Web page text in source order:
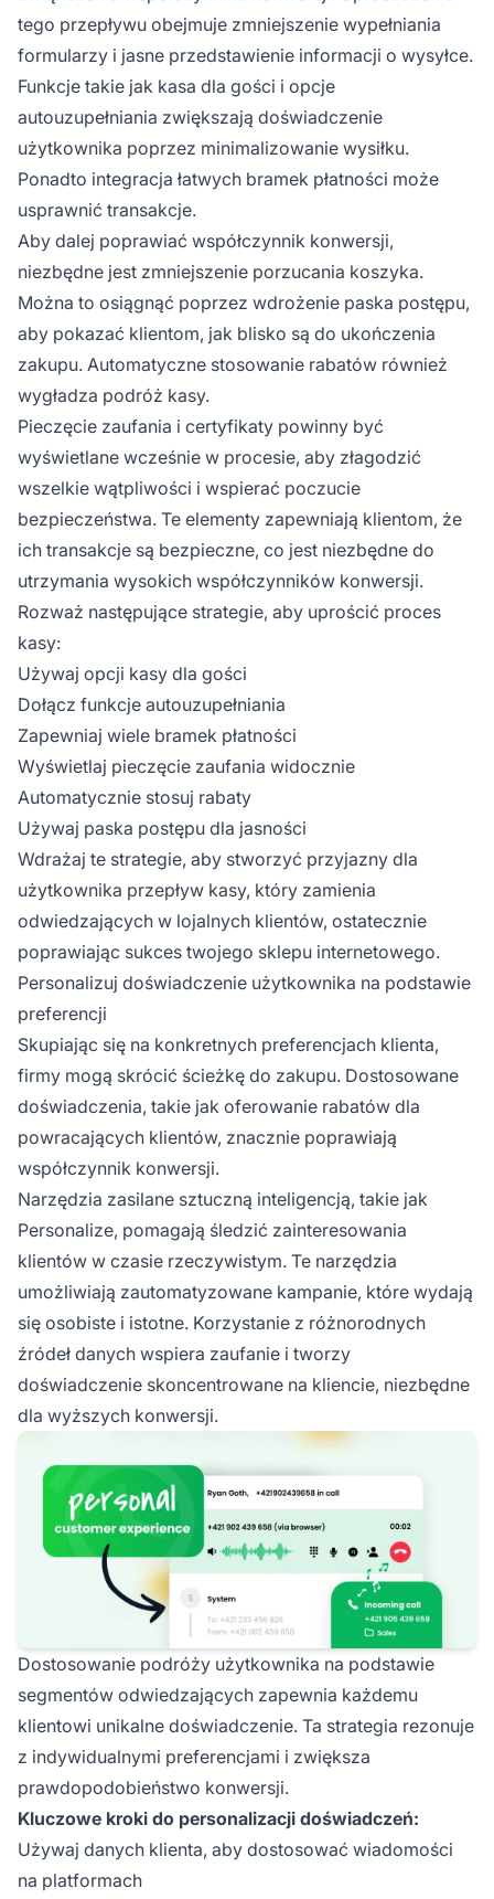
tego przepływu obejmuje zmniejszenie wypełniania
formularzy i jasne przedstawienie informacji o wysyłce.
Funkcje takie jak kasa dla gości i opcje
autouzupełniania zwiększają doświadczenie
użytkownika poprzez minimalizowanie wysiłku.
Ponadto integracja łatwych bramek płatności może
usprawnić transakcje.
Aby dalej poprawiać współczynnik konwersji,
niezbędne jest zmniejszenie porzucania koszyka.
Można to osiągnąć poprzez wdrożenie paska postępu,
aby pokazać klientom, jak blisko są do ukończenia
zakupu. Automatyczne stosowanie rabatów również
wygładza podróż kasy.
Pieczęcie zaufania i certyfikaty powinny być
wyświetlane wcześnie w procesie, aby złagodzić
wszelkie wątpliwości i wspierać poczucie
bezpieczeństwa. Te elementy zapewniają klientom, że
ich transakcje są bezpieczne, co jest niezbędne do
utrzymania wysokich współczynników konwersji.
Rozważ następujące strategie, aby uprościć proces
kasy:
Używaj opcji kasy dla gości
Dołącz funkcje autouzupełniania
Zapewniaj wiele bramek płatności
Wyświetlaj pieczęcie zaufania widocznie
Automatycznie stosuj rabaty
Używaj paska postępu dla jasności
Wdrażaj te strategie, aby stworzyć przyjazny dla
użytkownika przepływ kasy, który zamienia
odwiedzających w lojalnych klientów, ostatecznie
poprawiając sukces twojego sklepu internetowego.
Personalizuj doświadczenie użytkownika na podstawie
preferencji
Skupiając się na konkretnych preferencjach klienta,
firmy mogą skrócić ścieżkę do zakupu. Dostosowane
doświadczenia, takie jak oferowanie rabatów dla
powracających klientów, znacznie poprawiają
współczynnik konwersji.
Narzędzia zasilane sztuczną inteligencją, takie jak
Personalize, pomagają śledzić zainteresowania
klientów w czasie rzeczywistym. Te narzędzia
umożliwiają zautomatyzowane kampanie, które wydają
się osobiste i istotne. Korzystanie z różnorodnych
źródeł danych wspiera zaufanie i tworzy
doświadczenie skoncentrowane na kliencie, niezbędne
dla wyższych konwersji.
Dostosowanie podróży użytkownika na podstawie
segmentów odwiedzających zapewnia każdemu
klientowi unikalne doświadczenie. Ta strategia rezonuje
z indywidualnymi preferencjami i zwiększa
prawdopodobieństwo konwersji.
Kluczowe kroki do personalizacji doświadczeń:
Używaj danych klienta, aby dostosować wiadomości
na platformach